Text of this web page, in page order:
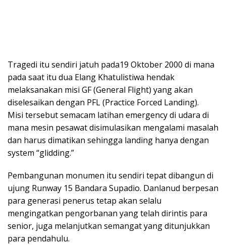
Tragedi itu sendiri jatuh pada19 Oktober 2000 di mana
pada saat itu dua Elang Khatulistiwa hendak
melaksanakan misi GF (General Flight) yang akan
diselesaikan dengan PFL (Practice Forced Landing).
Misi tersebut semacam latihan emergency di udara di
mana mesin pesawat disimulasikan mengalami masalah
dan harus dimatikan sehingga landing hanya dengan
system “glidding.”
Pembangunan monumen itu sendiri tepat dibangun di
ujung Runway 15 Bandara Supadio. Danlanud berpesan
para generasi penerus tetap akan selalu
mengingatkan pengorbanan yang telah dirintis para
senior, juga melanjutkan semangat yang ditunjukkan
para pendahulu.